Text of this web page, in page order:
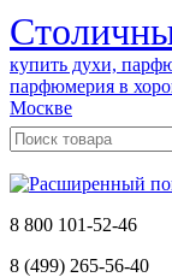
купить духи,
парфюмерия в
Москве
8 800 101-52-46
8 (499) 265-56-40